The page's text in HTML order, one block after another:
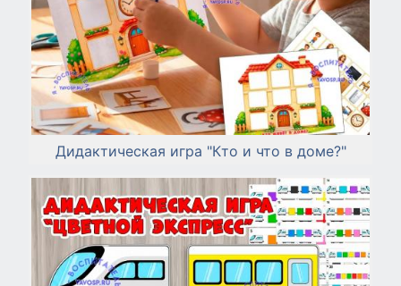
Дидактическая игра "Кто и что в доме?"